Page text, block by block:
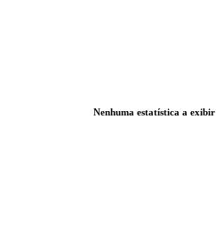
Nenhuma estatística a exibir